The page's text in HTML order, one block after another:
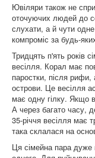
Ювіляри також не
оточуючих людей до
слухати, а й чути
компроміс за будь-
Тридцять п'ять років
весілля. Корал має
паростки, після рифи,
острови. Це весілля
має одну гілку. Якщо
А через багато часу,
35-річчя весілля має
така склалася на
Ця сімейна пара дуже